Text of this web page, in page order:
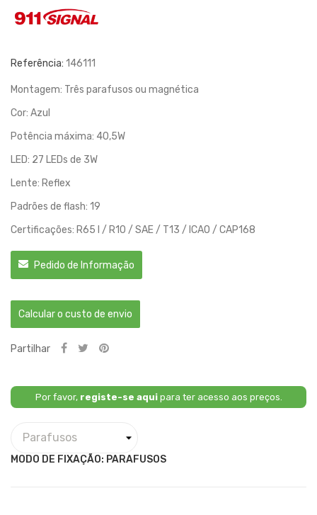
Referência: 146111
Montagem: Três parafusos ou magnética
Cor: Azul
Potência máxima: 40,5W
LED: 27 LEDs de 3W
Lente: Reflex
Padrões de flash: 19
Certificações: R65 I / R10 / SAE / T13 / ICAO / CAP168
Pedido de Informação
Calcular o custo de envio
Partilhar
Por favor, registe-se aquipara ter acesso aos preços.
MODO DE FIXAÇÃO: PARAFUSOS